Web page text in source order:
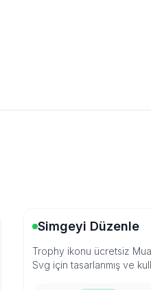
Simgeyi Düzenle
Trophy ikonu ücretsiz
Svg için tasarlanmış ve